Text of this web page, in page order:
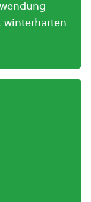
winterharten